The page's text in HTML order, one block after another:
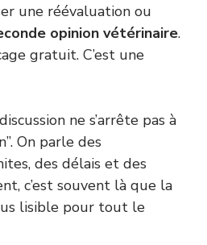
une réévaluation ou
opinion vétérinaire.
gratuit. C’est une
ne s’arrête pas à
On parle des
des délais et des
c’est souvent là que la
lisible pour tout le